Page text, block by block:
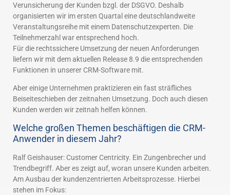
Verunsicherung der Kunden bzgl. der DSGVO. Deshalb
organisierten wir im ersten Quartal eine deutschlandweite
Veranstaltungsreihe mit einem Datenschutzexperten. Die
Teilnehmerzahl war entsprechend hoch.
Für die rechtssichere Umsetzung der neuen Anforderungen
liefern wir mit dem aktuellen Release 8.9 die entsprechenden
Funktionen in unserer CRM-Software mit.
Aber einige Unternehmen praktizieren ein fast sträfliches
Beiseiteschieben der zeitnahen Umsetzung. Doch auch diesen
Kunden werden wir zeitnah helfen können.
Welche großen Themen beschäftigen die CRM-
Anwender in diesem Jahr?
Ralf Geishauser: Customer Centricity. Ein Zungenbrecher und
Trendbegriff. Aber es zeigt auf, woran unsere Kunden arbeiten.
Am Ausbau der kundenzentrierten Arbeitsprozesse. Hierbei
stehen im Fokus: